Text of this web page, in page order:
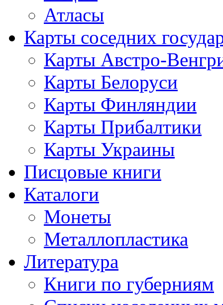
Атласы
Карты соседних
Карты Австро-
Карты Белоруси
Карты Финляндии
Карты Прибалтики
Карты Украины
Писцовые книги
Каталоги
Монеты
Металлопластика
Литература
Книги по губерниям